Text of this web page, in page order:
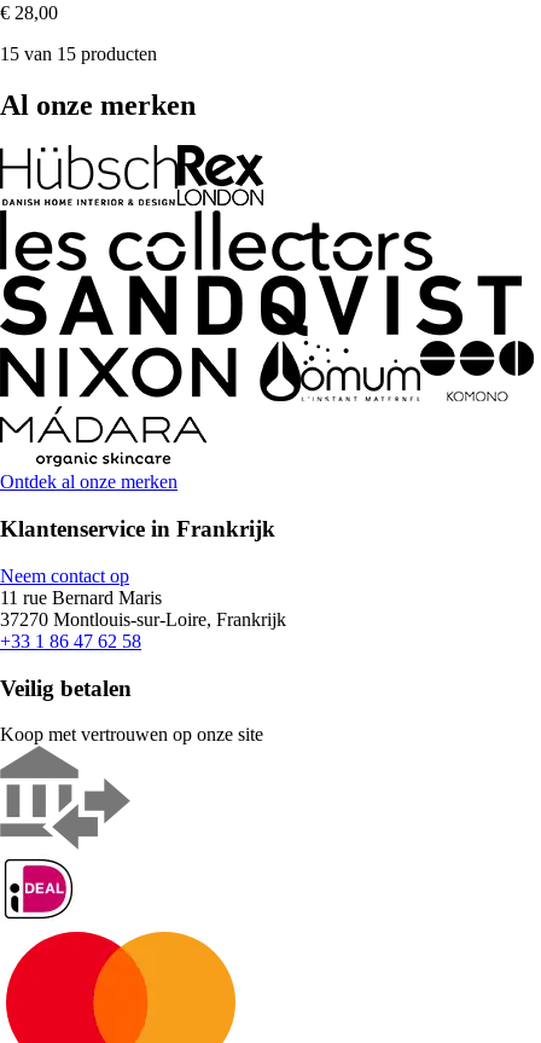
€ 28,00
15 van 15 producten
Al onze merken
Ontdek al onze merken
Klantenservice in Frankrijk
Neem contact op
11 rue Bernard Maris
37270 Montlouis-sur-Loire, Frankrijk
+33 1 86 47 62 58
Veilig betalen
Koop met vertrouwen op onze site